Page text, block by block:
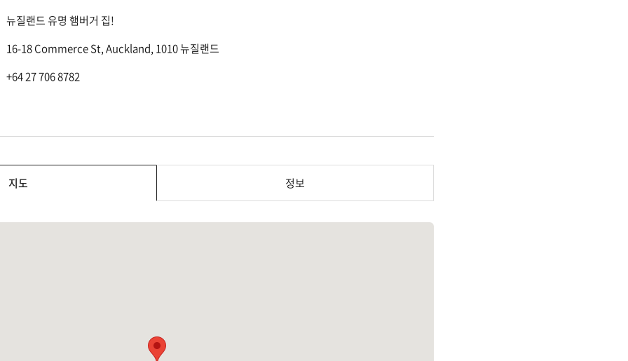
뉴질랜드 유명 햄버거 집!
16-18 Commerce St, Auckland, 1010 뉴질랜드
+64 27 706 8782
지도 정보